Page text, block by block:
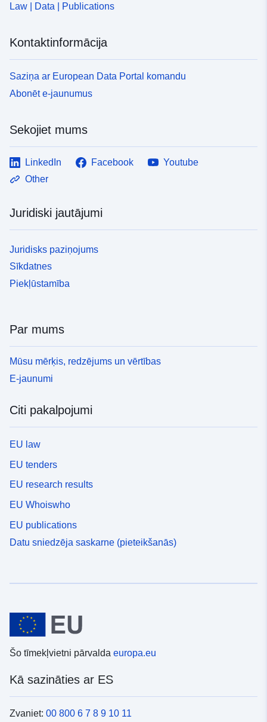
Law | Data | Publications
Kontaktinformācija
Saziņa ar European Data Portal komandu
Abonēt e-jaunumus
Sekojiet mums
LinkedIn Facebook
Youtube
Other
Juridiski jautājumi
Juridisks paziņojums
Sīkdatnes
Piekļūstamība
Par mums
Mūsu mērķis, redzējums un vērtības
E-jaunumi
Citi pakalpojumi
EU law
EU tenders
EU research results
EU Whoiswho
EU publications
Datu sniedzēja saskarne (pieteikšanās)
Šo tīmekļvietni pārvalda europa.eu
Kā sazināties ar ES
Zvaniet: 00 800 6 7 8 9 10 11